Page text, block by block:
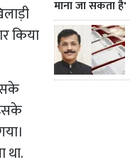
किया
था.
माना जा सकता है'